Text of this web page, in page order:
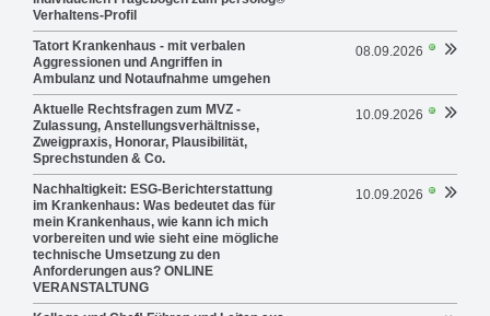
Verhaltens-Profil
Tatort Krankenhaus - mit verbalen
Aggressionen und Angriffen in
Ambulanz und Notaufnahme umgehen
08.09.2026
Aktuelle Rechtsfragen zum MVZ -
Zulassung, Anstellungsverhältnisse,
Zweigpraxis, Honorar, Plausibilität,
Sprechstunden & Co.
10.09.2026
Nachhaltigkeit: ESG-Berichterstattung
im Krankenhaus: Was bedeutet das für
mein Krankenhaus, wie kann ich mich
vorbereiten und wie sieht eine mögliche
technische Umsetzung zu den
Anforderungen aus? ONLINE
VERANSTALTUNG
10.09.2026